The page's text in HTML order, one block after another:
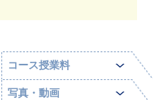
コース授業料
写真・動画